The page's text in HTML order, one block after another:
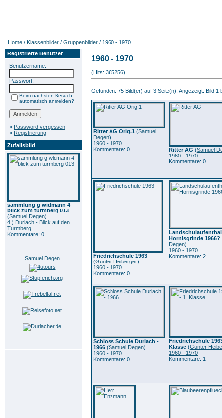
Home / Klassenbilder / Gruppenbilder / 1960 - 1970
Registrierte Benutzer
Benutzername:
Passwort:
Beim nächsten Besuch
automatisch anmelden?
» Password vergessen
» Registrierung
Zufallsbild
sammlung g widmann 4
blick zum turmberg 013
(Samuel Degen)
4.) Durlach - Blick auf den
Turmberg
Kommentare: 0
Samuel Degen
1960 - 1970
(Hits: 365256)
Gefunden: 75 Bild(er) auf 3 Seite(n). Angezeigt: Bild 1
Ritter AG Orig.1 (Samuel
Degen)
1960 - 1970
Kommentare: 0
Ritter AG (Samuel
1960 - 1970
Kommentare: 0
Friedrichschule 1963
(Günter Heiberger)
1960 - 1970
Kommentare: 0
Hornisgrinde 1966?
Degen)
1960 - 1970
Kommentare: 2
Schloss Schule Durlach -
1966 (Samuel Degen)
1960 - 1970
Kommentare: 0
Friedrichschule
Klasse (Günter
1960 - 1970
Kommentare: 1